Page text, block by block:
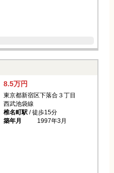
8.5万円
東京都新宿区下落合３丁目
西武池袋線
椎名町駅/ 徒歩15分
築年月
1997年3月